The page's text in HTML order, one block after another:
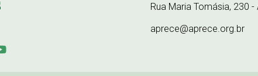
Rua Maria Tomásia, 230
aprece@aprece.org.br